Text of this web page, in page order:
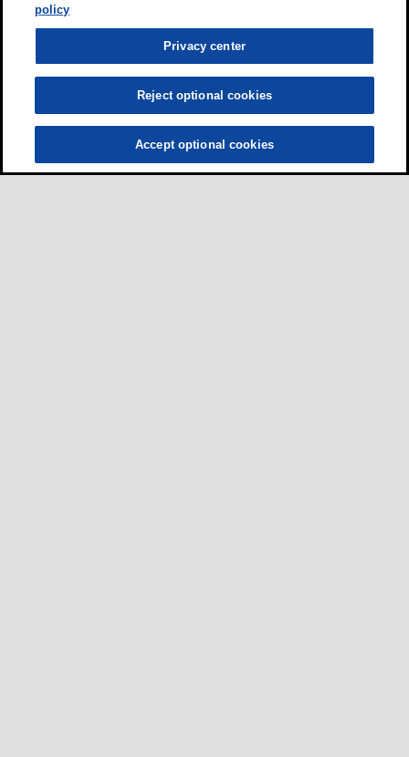
policy
Privacy center
Reject optional cookies
Accept optional cookies